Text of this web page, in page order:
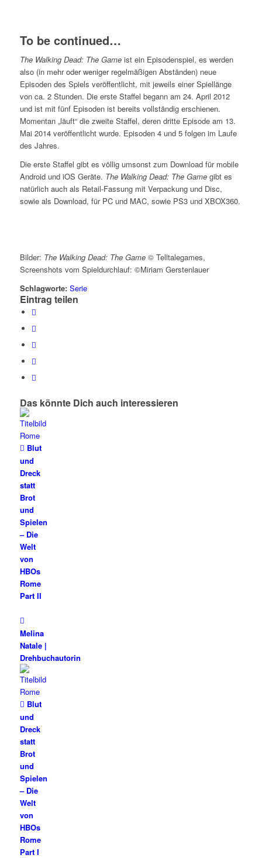
To be continued…
The Walking Dead: The Gameist ein Episodenspiel, es werden
also (in mehr oder weniger regelmäßigen Abständen) neue
Episoden des Spiels veröffentlicht, mit jeweils einer Spiellänge
von ca. 2 Stunden. Die erste Staffel begann am 24. April 2012
und ist mit fünf Episoden ist bereits vollständig erschienen.
Momentan „läuft“ die zweite Staffel, deren dritte Episode am 13.
Mai 2014 veröffentlicht wurde. Episoden 4 und 5 folgen im Laufe
des Jahres.
Die erste Staffel gibt es völlig umsonst zum Download für mobile
Android und iOS Geräte. The Walking Dead: The Gamegibt es
natürlich auch als Retail-Fassung mit Verpackung und Disc,
sowie als Download, für PC und MAC, sowie PS3 und XBOX360.
Bilder: The Walking Dead: The Game© Telltalegames,
Screenshots vom Spieldurchlauf: ©Miriam Gerstenlauer
Schlagworte: Serie
Eintrag teilen
Das könnte Dich auch interessieren
Blut
und
Dreck
statt
Brot
und
Spielen
– Die
Welt
von
HBOs
Rome
Part II
Melina
Natale |
Drehbuchautorin
Blut
und
Dreck
statt
Brot
und
Spielen
– Die
Welt
von
HBOs
Rome
Part I